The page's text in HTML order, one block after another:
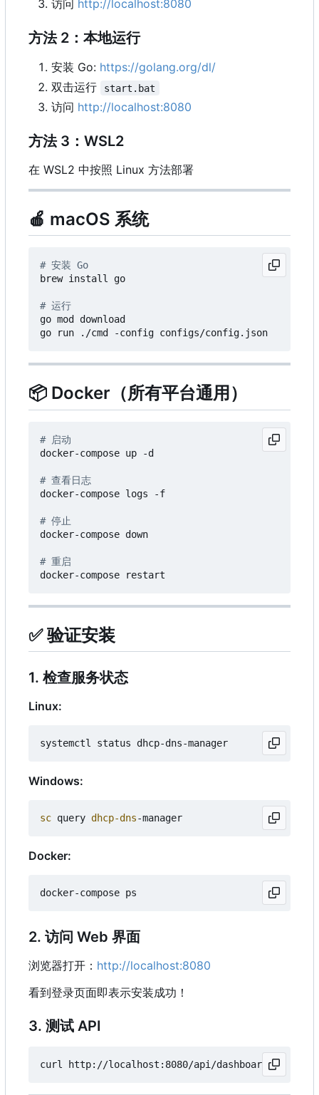
访问 http://localhost:8080
方法 2：本地运行
安装 Go: https://golang.org/dl/
双击运行
start.bat
访问 http://localhost:8080
方法 3 ： WSL2
在 WSL2 中按照 Linux 方法部署
🍎 macOS 系统
# 安装 Go
brew install go
# 运行
go mod download
📦 Docker（所有平台通用）
# 启动
docker-compose up -d
# 查看日志
docker-compose logs -f
# 停止
docker-compose down
# 重启
✅验证安装
1. 检查服务状态
Linux:
Windows:
sc query dhcp-dns-manager
Docker:
2. 访问 Web 界面
浏览器打开： http://localhost:8080
看到登录页面即表示安装成功！
3. 测试 API